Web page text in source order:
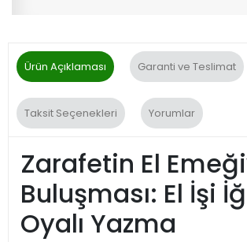
Ürün Açıklaması Garanti ve Teslimat
Taksit Seçenekleri Yorumlar
Zarafetin El
Buluşması: El İşi
Oyalı Yazma